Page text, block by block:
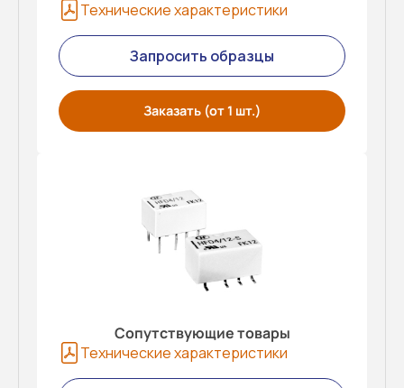
Технические характеристики
Запросить образцы
Заказать (от 1 шт.)
Сопутствующие товары
Технические характеристики